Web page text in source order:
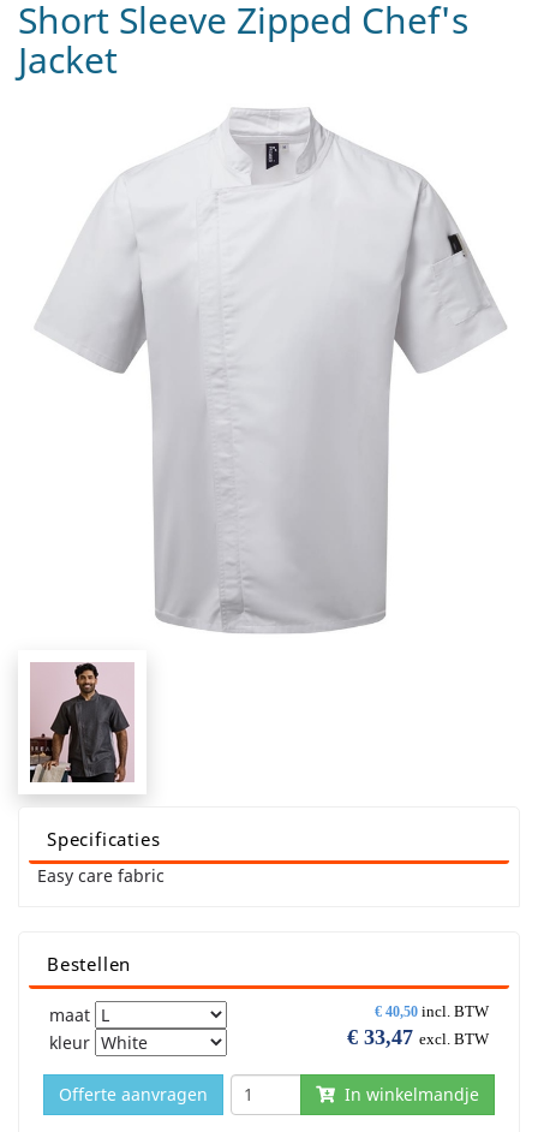
Short Sleeve Zipped Chef's
Jacket
Specificaties
Easy care fabric
Bestellen
€ 40,50 incl. BTW
€ 33,47 excl. BTW
maat
kleur
In winkelmandje
Offerte aanvragen